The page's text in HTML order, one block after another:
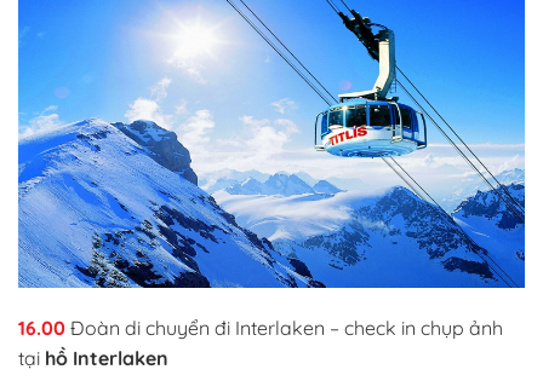
16.00 Đoàn di chuyển đi Interlaken – check in chụp ảnh
tại hồ Interlaken